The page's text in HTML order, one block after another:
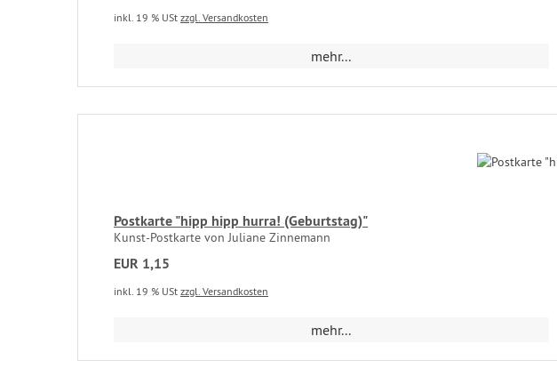
inkl. 19 % USt zzgl. Versandkosten
mehr...
Postkarte "hipp hipp hurra! (Geburtstag)"
Kunst-Postkarte von Juliane Zinnemann
EUR 1,15
inkl. 19 % USt zzgl. Versandkosten
mehr...